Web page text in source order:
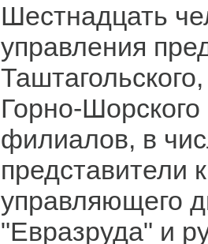
Шестнадцать
управления
Горно-Шорского
филиалов, в
представители
управляющего
"Евразруда" и